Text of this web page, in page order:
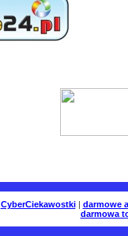
CyberCiekawostki| darmowe
darmowa